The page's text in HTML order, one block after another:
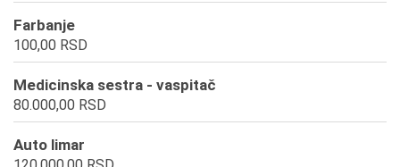
Farbanje
100,00 RSD
Medicinska sestra - vaspitač
80.000,00 RSD
Auto limar